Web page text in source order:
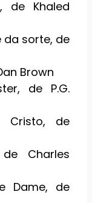
de Khaled
da sorte, de
Brown
de P.G.
Cristo, de
Charles
Dame, de